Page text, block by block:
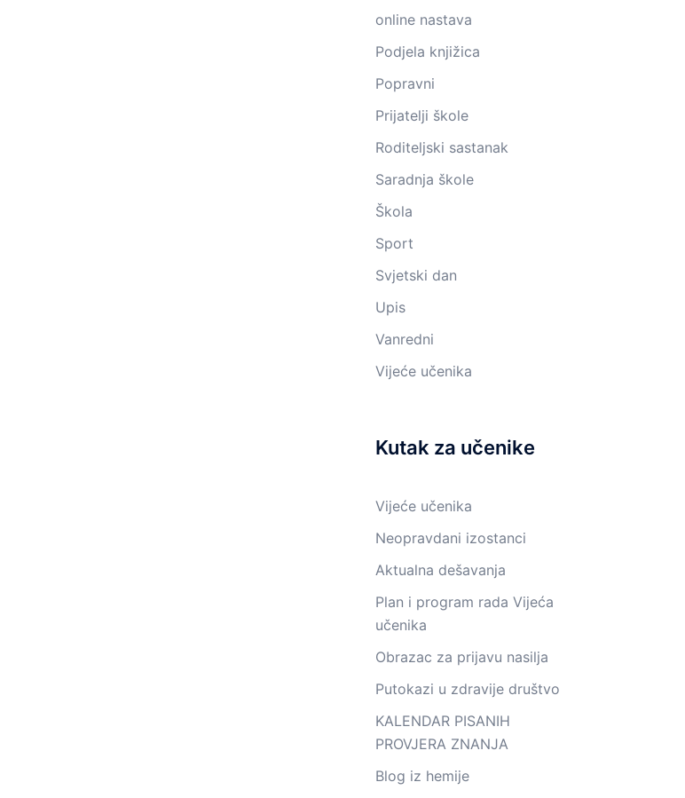
online nastava
Podjela knjižica
Popravni
Prijatelji škole
Roditeljski sastanak
Saradnja škole
Škola
Sport
Svjetski dan
Upis
Vanredni
Vijeće učenika
Kutak za učenike
Vijeće učenika
Neopravdani izostanci
Aktualna dešavanja
Plan i program rada Vijeća
učenika
Obrazac za prijavu nasilja
Putokazi u zdravije društvo
KALENDAR PISANIH
PROVJERA ZNANJA
Blog iz hemije